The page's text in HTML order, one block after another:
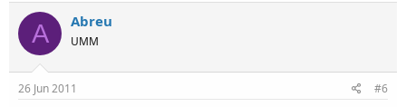
A Abreu
UMM
26 Jun 2011 #6